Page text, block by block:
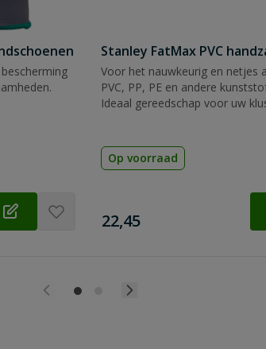
Stanley FatMax PVC
Voor het nauwkeurig en netjes
PVC, PP, PE en andere
Ideaal gereedschap voor uw
Op voorraad
€
22,45